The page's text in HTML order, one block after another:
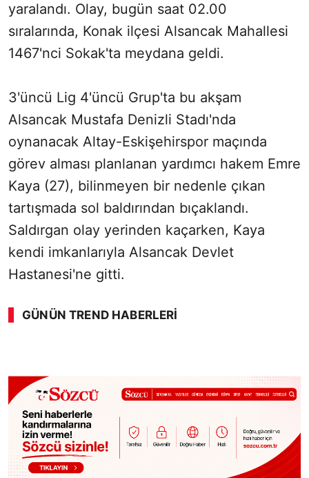
yaralandı. Olay, bugün saat 02.00
sıralarında, Konak ilçesi Alsancak Mahallesi
1467'nci Sokak'ta meydana geldi.
3'üncü Lig 4'üncü Grup'ta bu akşam
Alsancak Mustafa Denizli Stadı'nda
oynanacak Altay-Eskişehirspor maçında
görev alması planlanan yardımcı hakem Emre
Kaya (27), bilinmeyen bir nedenle çıkan
tartışmada sol baldırından bıçaklandı.
Saldırgan olay yerinden kaçarken, Kaya
kendi imkanlarıyla Alsancak Devlet
Hastanesi'ne gitti.
GÜNÜN TREND HABERLERI